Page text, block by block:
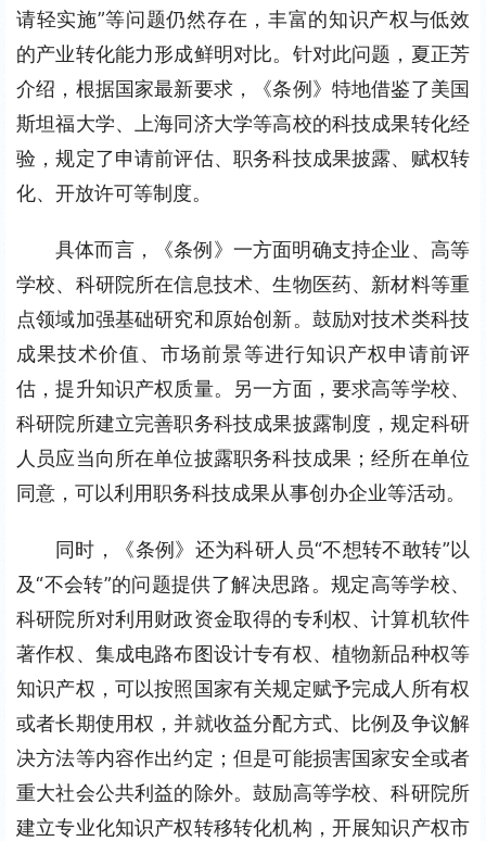
请轻实施”等问题仍然存在，丰富的知识产权与低效
的产业转化能力形成鲜明对比。针对此问题，夏正芳
介绍，根据国家最新要求，《条例》特地借鉴了美国
斯坦福大学、上海同济大学等高校的科技成果转化经
验，规定了申请前评估、职务科技成果披露、赋权转
化、开放许可等制度。
具体而言，《条例》一方面明确支持企业、高等
学校、科研院所在信息技术、生物医药、新材料等重
点领域加强基础研究和原始创新。鼓励对技术类科技
成果技术价值、市场前景等进行知识产权申请前评
估，提升知识产权质量。另一方面，要求高等学校、
科研院所建立完善职务科技成果披露制度，规定科研
人员应当向所在单位披露职务科技成果；经所在单位
同意，可以利用职务科技成果从事创办企业等活动。
同时，《条例》还为科研人员“不想转不敢转”以
及“不会转”的问题提供了解决思路。规定高等学校、
科研院所对利用财政资金取得的专利权、计算机软件
著作权、集成电路布图设计专有权、植物新品种权等
知识产权，可以按照国家有关规定赋予完成人所有权
或者长期使用权，并就收益分配方式、比例及争议解
决方法等内容作出约定；但是可能损害国家安全或者
重大社会公共利益的除外。鼓励高等学校、科研院所
建立专业化知识产权转移转化机构，开展知识产权市